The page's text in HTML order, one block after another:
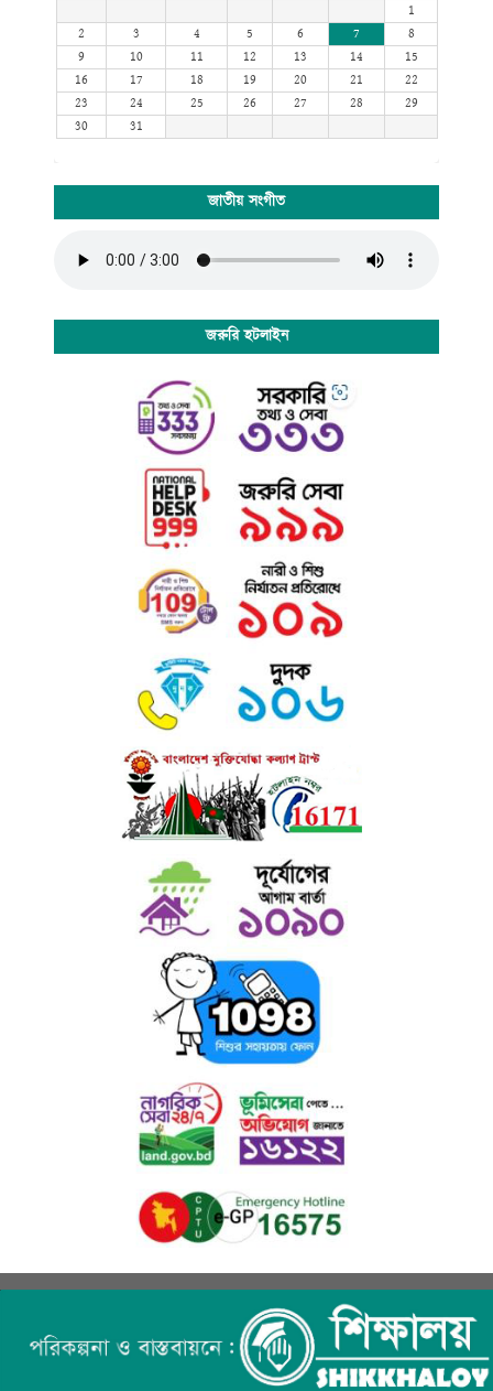
1
2
3 4 5 6 7
8
9
10 11 12 13 14
15
16
17 18 19 20 21
22
23
24 25 26 27 28
29
30
31
জাতীয় সংগীত
জরুরি হটলাইন